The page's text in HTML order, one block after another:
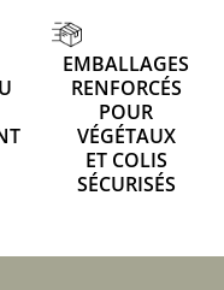
EMBALLAGES
RENFORCÉS
POUR
VÉGÉTAUX
ET COLIS
SÉCURISÉS